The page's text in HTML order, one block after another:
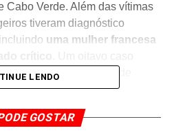
Cabo Verde. Além das vítimas
tiveram diagnóstico
uma mulher francesa
pelas autoridades de
e órgãos internacionais
LENDO
GOSTAR